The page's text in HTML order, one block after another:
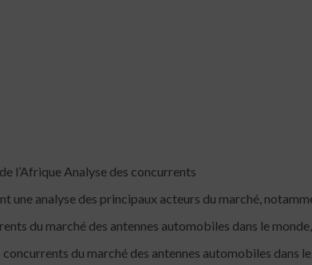
l’Afrique Analyse des concurrents
une analyse des principaux acteurs du marché,
du marché des antennes automobiles dans le
du marché des antennes automobiles dans